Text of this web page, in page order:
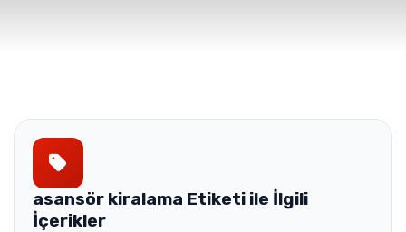
asansör kiralama Etiketi ile İlgili
İçerikler